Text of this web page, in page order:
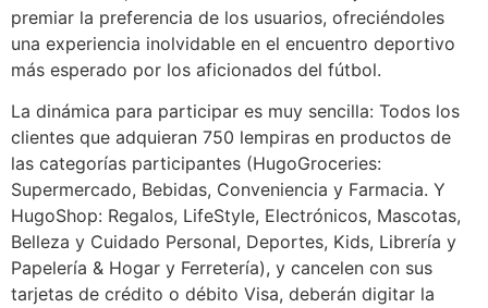
premiar la preferencia de los usuarios, ofreciéndoles
una experiencia inolvidable en el encuentro deportivo
más esperado por los aficionados del fútbol.
La dinámica para participar es muy sencilla: Todos los
clientes que adquieran 750 lempiras en productos de
las categorías participantes (HugoGroceries:
Supermercado, Bebidas, Conveniencia y Farmacia. Y
HugoShop: Regalos, LifeStyle, Electrónicos, Mascotas,
Belleza y Cuidado Personal, Deportes, Kids, Librería y
Papelería & Hogar y Ferretería), y cancelen con sus
tarjetas de crédito o débito Visa, deberán digitar la